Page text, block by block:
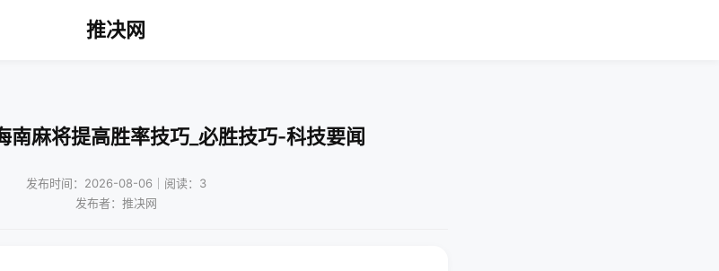
推决网
南麻将提高胜率技巧_必胜技巧-科技要闻
发布时间：2026-08-06｜阅读：3
发布者：推决网